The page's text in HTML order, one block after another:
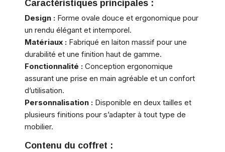
Caractéristiques principales :
Design : Forme ovale douce et ergonomique pour
un rendu élégant et intemporel.
Matériaux : Fabriqué en laiton massif pour une
durabilité et une finition haut de gamme.
Fonctionnalité : Conception ergonomique
assurant une prise en main agréable et un confort
d’utilisation.
Personnalisation : Disponible en deux tailles et
plusieurs finitions pour s’adapter à tout type de
mobilier.
Contenu du coffret :